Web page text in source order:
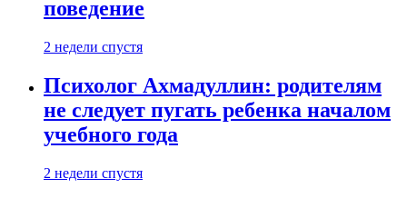
поведение
2 недели спустя
Психолог Ахмадуллин: родителям
не следует пугать ребенка началом
учебного года
2 недели спустя